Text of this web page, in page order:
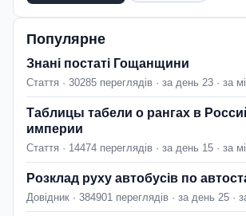
Популярне
Знані постаті Гощанщини
Стаття · 30285 переглядів · за день 23 · за
Таблицы табели о рангах в
империи
Стаття · 14474 переглядів · за день 15 · за
Розклад руху автобусів по
Довідник · 384901 переглядів · за день 25 ·